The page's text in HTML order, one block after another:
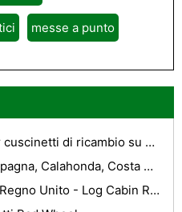
messe a punto
Strumenti necessari per cuscinetti di ricambio su un PT Cruiser
Affitto Villa vacanze in Spagna, Calahonda, Costa Del Sol - da privato - Risparmiare
Soggiorni romantici nel Regno Unito - Log Cabin Ritiri e fughe